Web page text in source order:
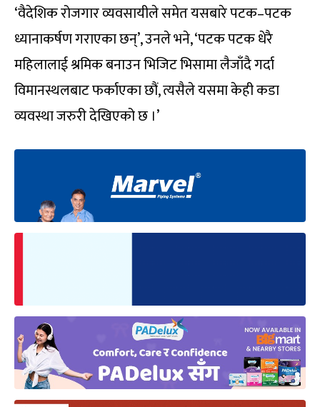
‘वैदेशिक रोजगार व्यवसायीले समेत यसबारे पटक–पटक
ध्यानाकर्षण गराएका छन्’, उनले भने, ‘पटक पटक धेरै
महिलालाई श्रमिक बनाउन भिजिट भिसामा लैजाँदै गर्दा
विमानस्थलबाट फर्काएका छौं, त्यसैले यसमा केही कडा
व्यवस्था जरुरी देखिएको छ ।’